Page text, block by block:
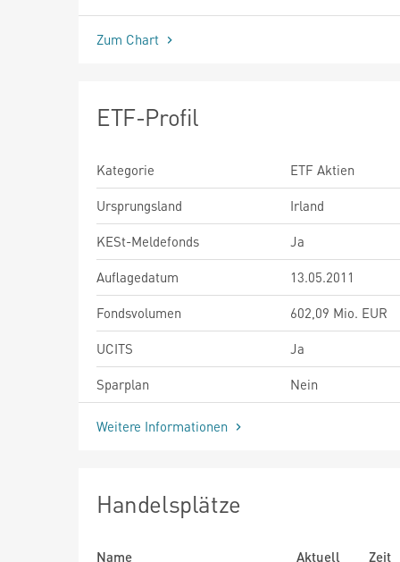
seit Beginn
Zum Chart
ETF-Profil
Kategorie
ETF Aktien
Ursprungsland
Irland
KESt-Meldefonds
Ja
Auflagedatum
13.05.2011
Fondsvolumen
602,09 Mio. EUR
UCITS
Ja
Sparplan
Nein
Weitere Informationen
Handelsplätze
Name Aktuell
Zeit